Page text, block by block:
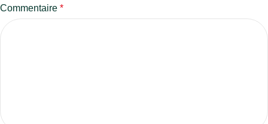
Commentaire *